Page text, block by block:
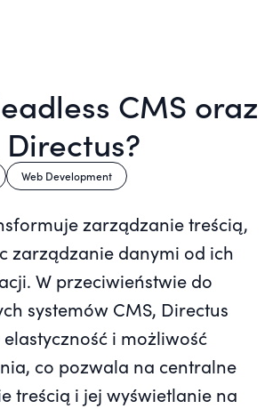
CMS oraz
Directus?
Web Development
zarządzanie treścią,
zarządzanie danymi od ich
W przeciwieństwie do
systemów CMS, Directus
i możliwość
co pozwala na centralne
treścią i jej wyświetlanie na